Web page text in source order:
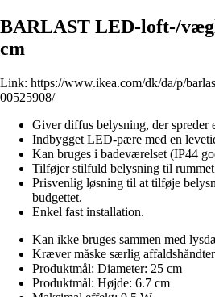
BARLAST LED-loft-/
cm
Link: https://www.ikea.com/dk/da/p/
00525908/
Giver diffus belysning, der spreder
Indbygget LED-pære med en
Kan bruges i badeværelset (IP44
Tilføjer stilfuld belysning til
Prisvenlig løsning til at tilføje
budgettet.
Enkel fast installation.
Kan ikke bruges sammen med
Kræver måske særlig
Produktmål: Diameter: 25 cm
Produktmål: Højde: 6.7 cm